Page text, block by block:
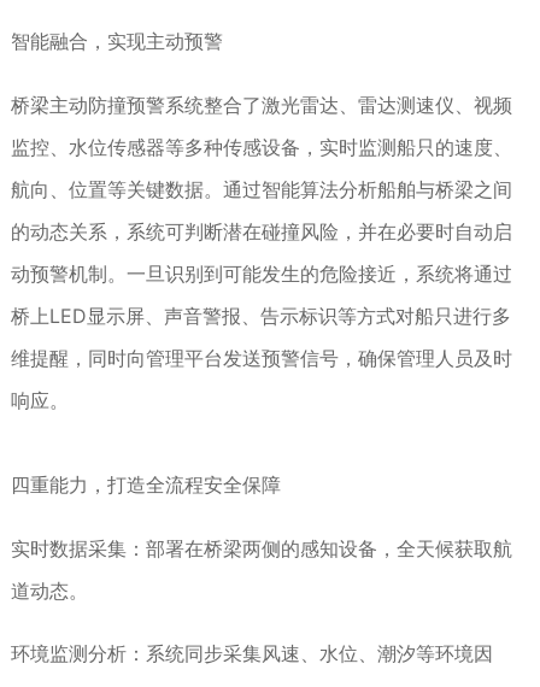
智能融合，实现主动预警
桥梁主动防撞预警系统整合了激光雷达、雷达测速仪、视频
监控、水位传感器等多种传感设备，实时监测船只的速度、
航向、位置等关键数据。通过智能算法分析船舶与桥梁之间
的动态关系，系统可判断潜在碰撞风险，并在必要时自动启
动预警机制。 一旦识别到可能发生的危险接近，系统将通过
桥上LED显示屏、声音警报、告示标识等方式对船只进行多
维提醒，同时向管理平台发送预警信号，确保管理人员及时
响应。
四重能力，打造全流程安全保障
实时数据采集：部署在桥梁两侧的感知设备，全天候获取航
道动态。
环境监测分析：系统同步采集风速、水位、潮汐等环境因